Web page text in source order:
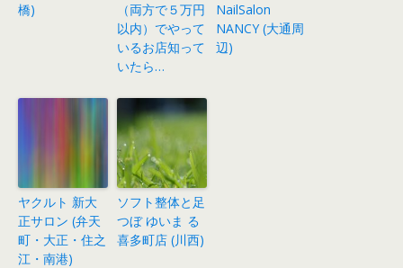
橋)
（両方で５万円
以内）でやって
いるお店知って
いたら…
NailSalon
NANCY (大通周
辺)
ヤクルト 新大
正サロン (弁天
町・大正・住之
江・南港)
ソフト整体と足
つぼ ゆいま る
喜多町店 (川西)